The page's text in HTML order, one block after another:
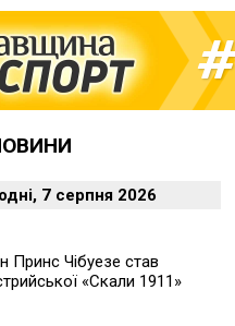
7 серпня 2026
Принс Чібуезе став
«Скали 1911»